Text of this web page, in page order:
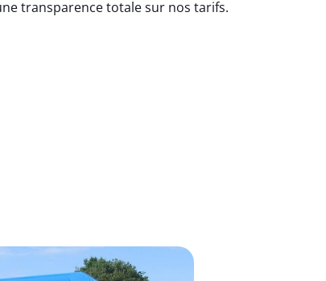
transparence totale sur nos tarifs.